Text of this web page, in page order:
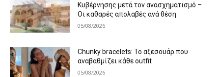
Κυβέρνησης μετά τον ανασχηματισμό –
Οι καθαρές απολαβές ανά θέση
05/08/2026
Chunky bracelets: Το αξεσουάρ που
αναβαθμίζει κάθε outfit
05/08/2026